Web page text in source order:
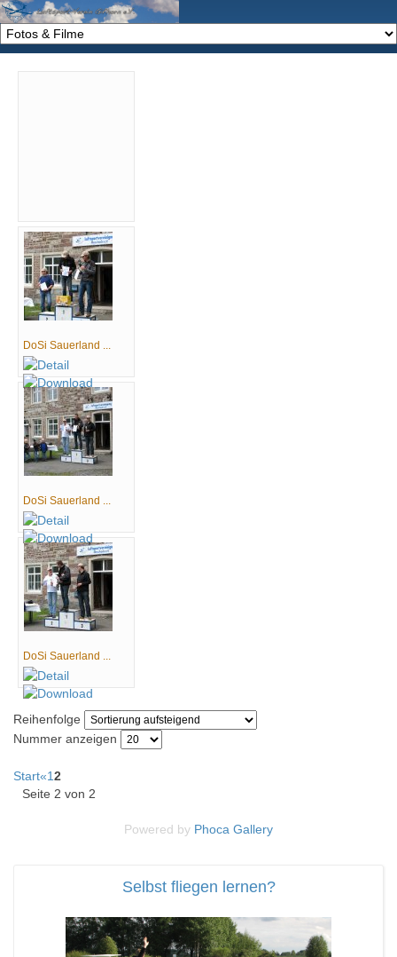
DoSi Sauerland ...
DoSi Sauerland ...
DoSi Sauerland ...
Reihenfolge
Nummer anzeigen
Start«12
Seite 2 von 2
Powered by Phoca Gallery
Selbst fliegen lernen?